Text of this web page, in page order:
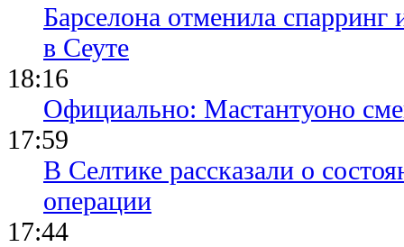
Барселона отменила спарринг
в Сеуте
18:16
Официально: Мастантуоно
17:59
В Селтике рассказали о
операции
17:44